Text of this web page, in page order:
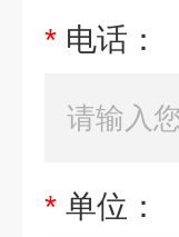
* 电话：
* 单位：